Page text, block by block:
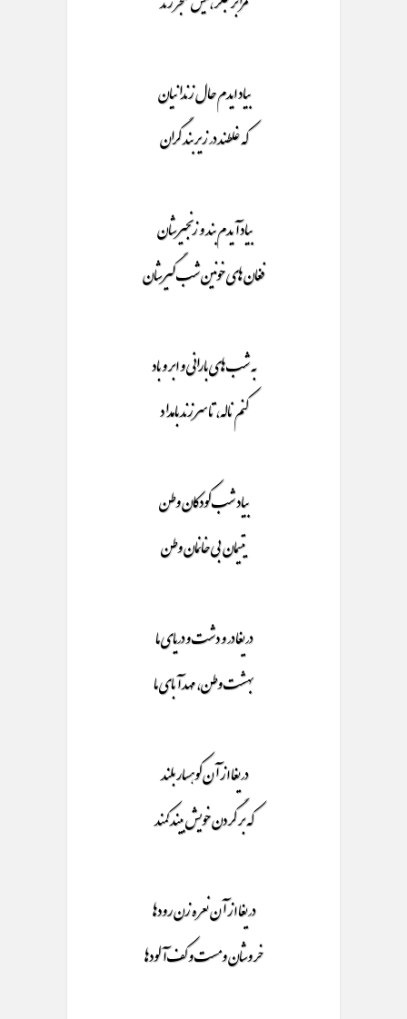
بیاد ایدم حال زندانیان
که غلطند در زیر بند گران
بیاد آیدم بند و زنجیر شان
فغان های خونین شب گیر شان
به شب های بارانی و ابر و باد
کنم ناله، تا سر زند بامداد
بیاد شب کودکان وطن
یتیمان بی خانمان وطن
دریغا در و دشت و دریای ما
بهشت وطن، مهد آبای ما
دریغا از آن کوهسار بلند
که بر گردن خویش بیند کمند
دریغا از آن نعره زن رودها
خروشان و مست و کف آلودها